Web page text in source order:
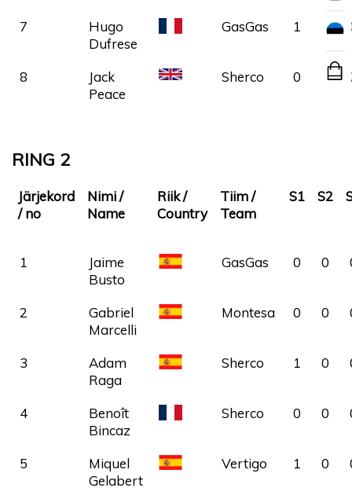
7
Hugo
Dufrese
GasGas 1 5
8
Jack
Peace
Sherco 0 5
RING 2
Järjekord
/ no
Nimi /
Name
Riik /
Country
Tiim /
Team
S1 S2
1
Jaime
Busto
SPA GasGas 0 0
2
Gabriel
Marcelli
SPA Montesa 0 0
3
Adam
Raga
SPA Sherco 1 0
4
Benoît
Bincaz
Sherco 0 0
5
Miquel
Gelabert
SPA Vertigo 1 0